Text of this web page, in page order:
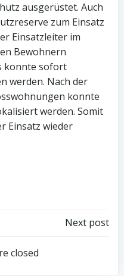
ausgerüstet. Auch
zum Einsatz
Einsatzleiter im
Bewohnern
konnte sofort
werden. Nach der
konnte
werden. Somit
Einsatz wieder
Next post
closed